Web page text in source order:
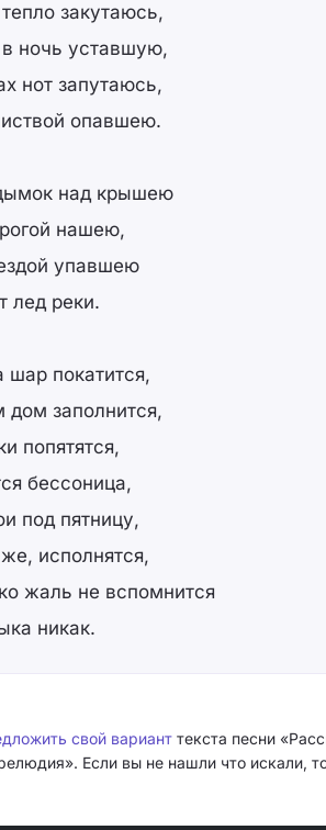
закутаюсь,
ночь уставшую,
нот запутаюсь,
опавшею.
над крышею
нашею,
упавшею
лед реки.
шар покатится,
дом заполнится,
попятятся,
бессоница,
под пятницу,
исполнятся,
жаль не вспомнится
никак.
свой вариант текста песни
Если вы не нашли что искали,